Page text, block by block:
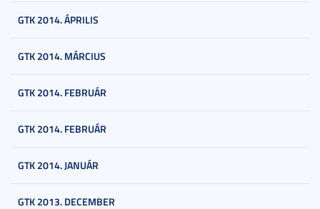
GTK 2014. ÁPRILIS
GTK 2014. MÁRCIUS
GTK 2014. FEBRUÁR
GTK 2014. FEBRUÁR
GTK 2014. JANUÁR
GTK 2013. DECEMBER